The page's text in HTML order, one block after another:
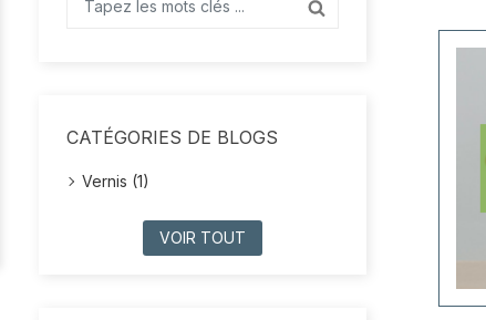
CATÉGORIES DE BLOGS
Vernis (1)
VOIR TOUT